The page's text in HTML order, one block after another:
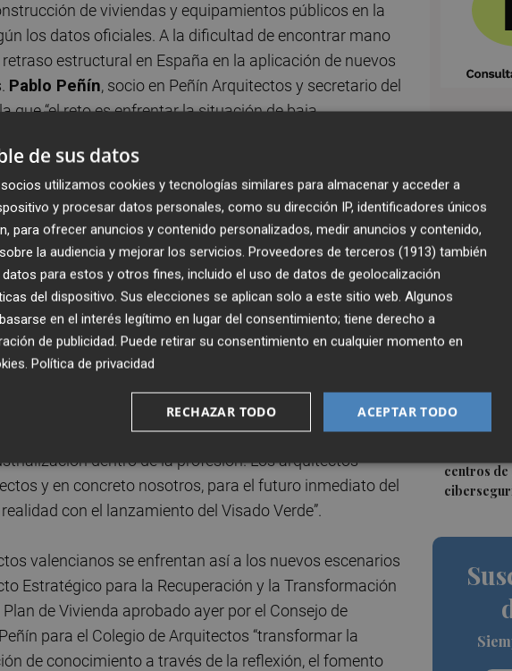
1La
empleos
2Activado
frente a
jornada
3Bétera
rincones
Xàtiva
vehículos
próximo
5La
IA puede
centros
de viviendas y equipamientos públicos en la
los datos oficiales. A la dificultad de encontrar mano
estructural en España en la aplicación de nuevos
Pablo Peñín, socio en Peñín Arquitectos y secretario del
que “el reto es enfrentar la situación de baja
España hasta alcanzar estándares europeos.
de todas las administraciones porque, a decir
al resto de la UE en esta materia”. Peñín
en la construcción de edificios públicos.
público de oficinas en España construido
mixta, se trató de la ampliación de la Conselleria de
por llegar de forma definitiva a nuestro país y
y profesionales involucrados. En ese sentido, Pablo
de las organizaciones colegiales, y del Colegio
del mercado. Creemos fundamental
dentro de la profesión. Los arquitectos
y en concreto nosotros, para el futuro inmediato del
con el lanzamiento del Visado Verde”.
valencianos se enfrentan así a los nuevos escenarios
Estratégico para la Recuperación y la Transformación
de Vivienda aprobado ayer por el Consejo de
para el Colegio de Arquitectos “transformar la
de conocimiento a través de la reflexión, el fomento
de sus datos
utilizamos cookies y tecnologías similares para almacenar y acceder a
y procesar datos personales, como su dirección IP, identificadores únicos
para ofrecer anuncios y contenido personalizados, medir anuncios y contenido,
la audiencia y mejorar los servicios. Proveedores de terceros (1913) también
para estos y otros fines, incluido el uso de datos de geolocalización
del dispositivo. Sus elecciones se aplican solo a este sitio web. Algunos
en el interés legítimo en lugar del consentimiento; tiene derecho a
de publicidad. Puede retirar su consentimiento en cualquier momento en
. Política de privacidad
ACEPTAR TODO
RECHAZAR TODO